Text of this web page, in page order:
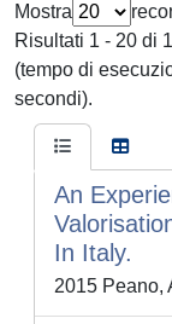
Mostra
Risultati 1 - 20 di
(tempo di
secondi).
An
In Italy.
2015 Peano,